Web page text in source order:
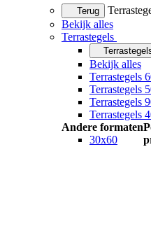
Terug
Bekijk alles
Terrastegels
Bekijk alles
Terrastegels
Terrastegels
Terrastegels
Terrastegels
Andere formaten
30x60